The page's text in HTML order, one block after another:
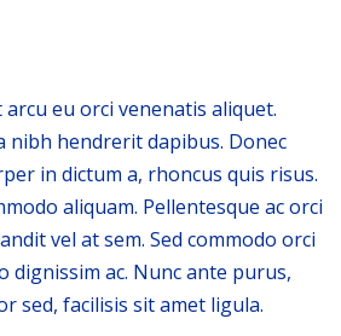
eu orci venenatis aliquet.
nibh hendrerit dapibus. Donec
in dictum a, rhoncus quis risus.
aliquam. Pellentesque ac orci
vel at sem. Sed commodo orci
dignissim ac. Nunc ante purus,
sed, facilisis sit amet ligula.